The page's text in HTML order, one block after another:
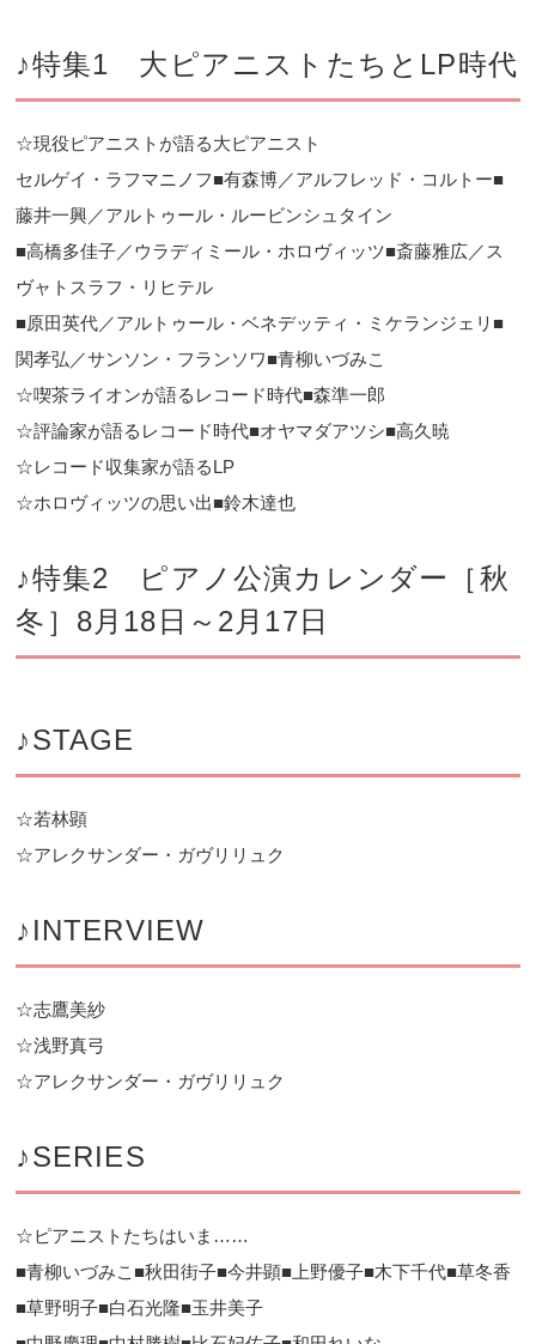
♪特集1 大ピアニストたちとLP時代
☆現役ピアニストが語る大ピアニスト
セルゲイ・ラフマニノフ■有森博／アルフレッド・コルトー■
藤井一興／アルトゥール・ルービンシュタイン
■高橋多佳子／ウラディミール・ホロヴィッツ■斎藤雅広／ス
ヴャトスラフ・リヒテル
■原田英代／アルトゥール・ベネデッティ・ミケランジェリ■
関孝弘／サンソン・フランソワ■青柳いづみこ
☆喫茶ライオンが語るレコード時代■森準一郎
☆評論家が語るレコード時代■オヤマダアツシ■高久暁
☆レコード収集家が語るLP
☆ホロヴィッツの思い出■鈴木達也
♪特集2 ピアノ公演カレンダー［秋
冬］8月18日～2月17日
♪STAGE
☆若林顕
☆アレクサンダー・ガヴリリュク
♪INTERVIEW
☆志鷹美紗
☆浅野真弓
☆アレクサンダー・ガヴリリュク
♪SERIES
☆ピアニストたちはいま……
■青柳いづみこ■秋田街子■今井顕■上野優子■木下千代■草冬香
■草野明子■白石光隆■玉井美子